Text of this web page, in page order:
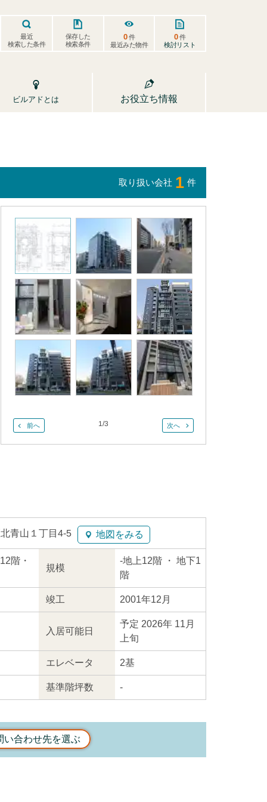
最近
検索した条件
保存した
検索条件
0件
最近みた物件
0件
検討リスト
ビルアドとは お役立ち情報
取り扱い会社 1 件
前へ 1/3 次へ
青山１丁目4-5 地図をみる
階・
規模
-地上12階 ・ 地下1
階
竣工 2001年12月
入居可能日
予定 2026年 11月
上旬
エレベータ 2基
基準階坪数 -
い合わせ先を選ぶ